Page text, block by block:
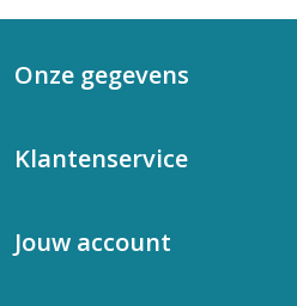
Onze gegevens
Klantenservice
Jouw account